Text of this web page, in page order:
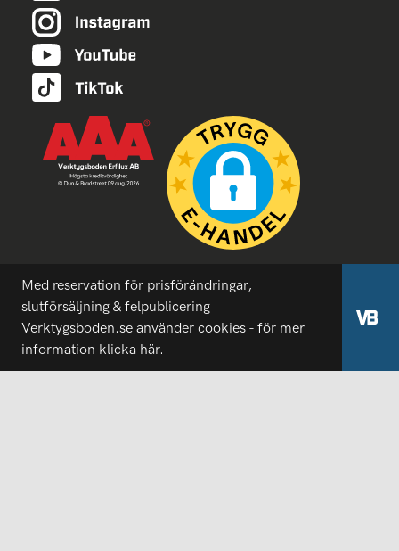
Med reservation för prisförändringar,
slutförsäljning & felpublicering
Verktygsboden.se använder cookies - för mer
information klicka här.